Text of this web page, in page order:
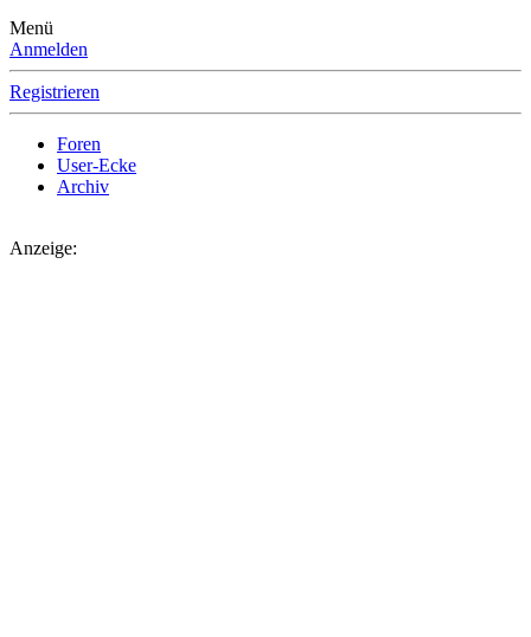
Menü
Anmelden
Registrieren
Foren
User-Ecke
Archiv
Anzeige: